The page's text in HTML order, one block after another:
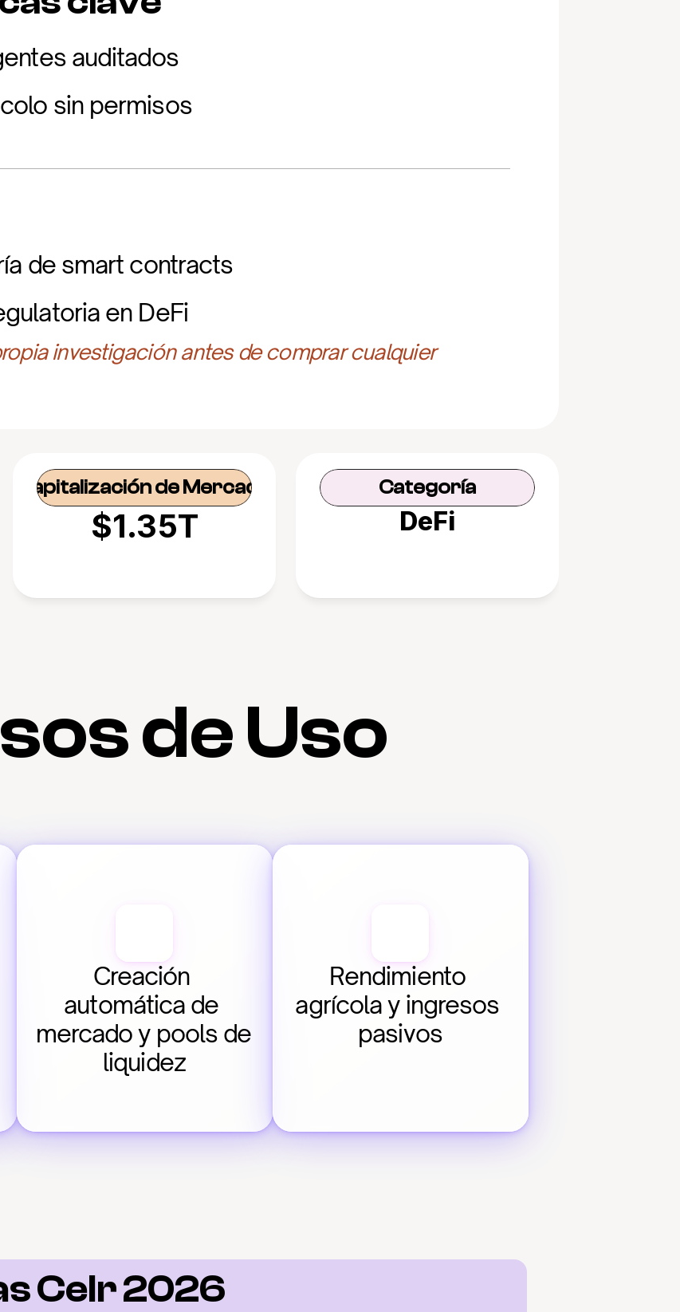
auditados
sin permisos
de smart contracts
en DeFi
investigación antes de comprar cualquier
Capitalización de Mercado
$1.35T
Categoría
DeFi
de Uso
Creación
automática de
mercado y pools de
liquidez
Rendimiento
agrícola y ingresos
pasivos
Celr 2026